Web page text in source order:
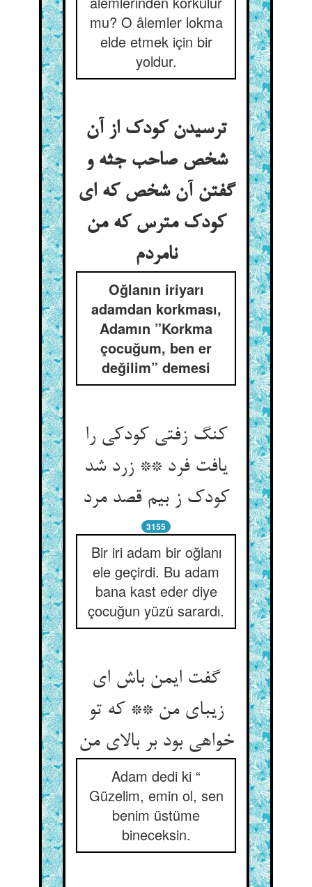
mu? O âlemler lokma
elde etmek için bir
yoldur.
ترسیدن کودک از آن
شخص صاحب جثه و
گفتن آن شخص که ای
کودک مترس که من
نامردم‏
Oğlanın iriyarı
adamdan korkması,
Adamın ”Korkma
çocuğum, ben er
değilim” demesi
کنگ زفتی کودکی را
یافت فرد ** زرد شد
کودک ز بیم قصد مرد
3155
Bir iri adam bir oğlanı
ele geçirdi. Bu adam
bana kast eder diye
çocuğun yüzü sarardı.
گفت ایمن باش ای
زیبای من ** که تو
خواهی بود بر بالای من‏
Adam dedi ki “
Güzelim, emin ol, sen
benim üstüme
bineceksin.